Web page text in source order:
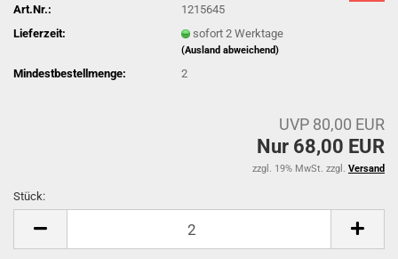
Art.Nr.:
1215645
Lieferzeit:
sofort 2 Werktage
(Ausland abweichend)
Mindestbestellmenge: 2
UVP 80,00 EUR
Nur 68,00 EUR
zzgl. 19% MwSt. zzgl. Versand
Stück: